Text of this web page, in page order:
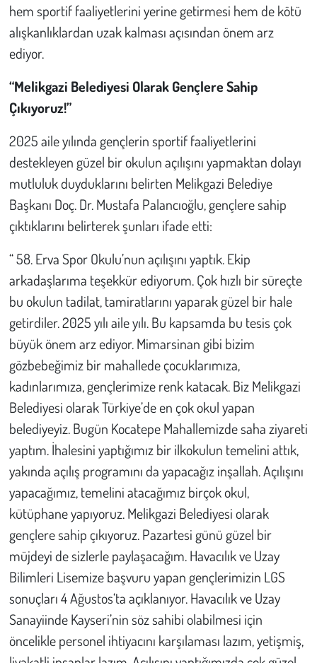
hem sportif faaliyetlerini yerine getirmesi hem de kötü
alışkanlıklardan uzak kalması açısından önem arz
ediyor.
“Melikgazi Belediyesi Olarak Gençlere Sahip
Çıkıyoruz!”
2025 aile yılında gençlerin sportif faaliyetlerini
destekleyen güzel bir okulun açılışını yapmaktan dolayı
mutluluk duyduklarını belirten Melikgazi Belediye
Başkanı Doç. Dr. Mustafa Palancıoğlu, gençlere sahip
çıktıklarını belirterek şunları ifade etti:
“ 58. Erva Spor Okulu’nun açılışını yaptık. Ekip
arkadaşlarıma teşekkür ediyorum. Çok hızlı bir süreçte
bu okulun tadilat, tamiratlarını yaparak güzel bir hale
getirdiler. 2025 yılı aile yılı. Bu kapsamda bu tesis çok
büyük önem arz ediyor. Mimarsinan gibi bizim
gözbebeğimiz bir mahallede çocuklarımıza,
kadınlarımıza, gençlerimize renk katacak. Biz Melikgazi
Belediyesi olarak Türkiye’de en çok okul yapan
belediyeyiz. Bugün Kocatepe Mahallemizde saha ziyareti
yaptım. İhalesini yaptığımız bir ilkokulun temelini attık,
yakında açılış programını da yapacağız inşallah. Açılışını
yapacağımız, temelini atacağımız birçok okul,
kütüphane yapıyoruz. Melikgazi Belediyesi olarak
gençlere sahip çıkıyoruz. Pazartesi günü güzel bir
müjdeyi de sizlerle paylaşacağım. Havacılık ve Uzay
Bilimleri Lisemize başvuru yapan gençlerimizin LGS
sonuçları 4 Ağustos‘ta açıklanıyor. Havacılık ve Uzay
Sanayiinde Kayseri’nin söz sahibi olabilmesi için
öncelikle personel ihtiyacını karşılaması lazım, yetişmiş,
Galeri
Vefat İlanları
Tarih
Hukuk
Tarım
Son Dakika
Kent
Eğlence